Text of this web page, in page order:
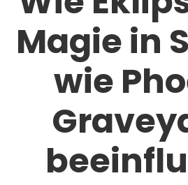
Magie in
wie